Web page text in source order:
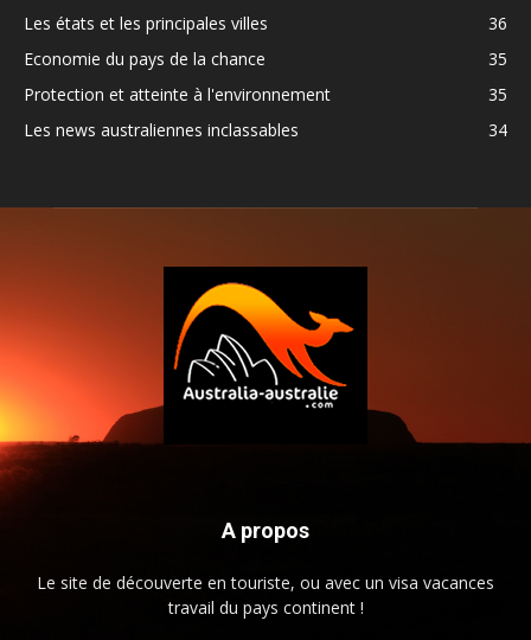
Les états et les principales villes
36
Economie du pays de la chance
35
Protection et atteinte à l'environnement
35
Les news australiennes inclassables
34
A propos
Le site de découverte en touriste, ou avec un visa vacances
travail du pays continent !